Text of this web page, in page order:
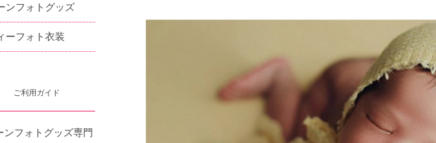
ンフォトグッズ
ーフォト衣装
ご利用ガイド
ンフォトグッズ専門